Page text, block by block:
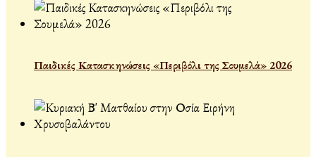
Παιδικές Κατασκηνώσεις «Περιβόλι της Σουμελά» 2026